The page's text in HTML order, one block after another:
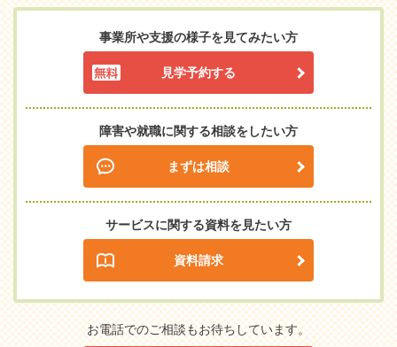
事業所や支援の様子を見てみたい方
見学予約する
障害や就職に関する相談をしたい方
まずは相談
サービスに関する資料を見たい方
資料請求
お電話でのご相談もお待ちしています。